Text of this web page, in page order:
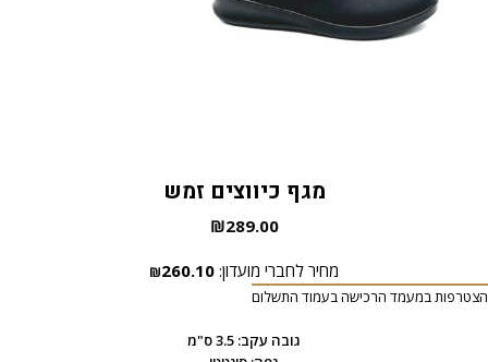
מגף כיווצים זמש
₪289.00
מחיר לחברי מועדון: ₪260.10
הצטרפות במעמד הרכישה בעמוד התשלום
גובה עקב: 3.5 ס"מ